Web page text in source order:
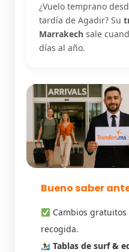
¿Vuelo temprano
tardía de Agadir? Su
Marrakechsale
días al año.
Bueno saber
Cambios gratuitos
recogida.
Tablas de surf &